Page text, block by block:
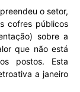
o setor,
cofres públicos
sobre a
que não está
postos. Esta
a janeiro